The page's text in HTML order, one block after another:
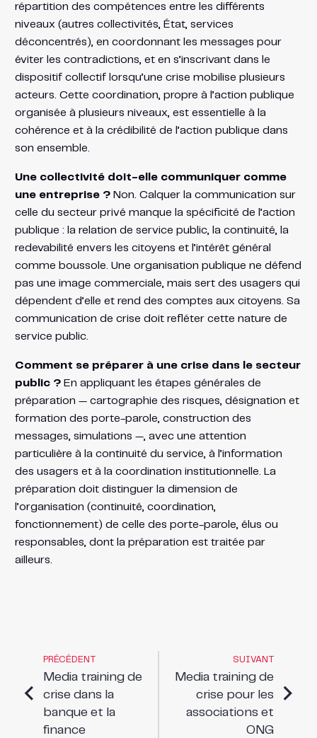
répartition des compétences entre les différents
niveaux (autres collectivités, État, services
déconcentrés), en coordonnant les messages pour
éviter les contradictions, et en s’inscrivant dans le
dispositif collectif lorsqu’une crise mobilise plusieurs
acteurs. Cette coordination, propre à l’action publique
organisée à plusieurs niveaux, est essentielle à la
cohérence et à la crédibilité de l’action publique dans
son ensemble.
Une collectivité doit-elle communiquer comme
une entreprise ?Non. Calquer la communication sur
celle du secteur privé manque la spécificité de l’action
publique : la relation de service public, la continuité, la
redevabilité envers les citoyens et l’intérêt général
comme boussole. Une organisation publique ne défend
pas une image commerciale, mais sert des usagers qui
dépendent d’elle et rend des comptes aux citoyens. Sa
communication de crise doit refléter cette nature de
service public.
Comment se préparer à une crise dans le secteur
public ?En appliquant les étapes générales de
préparation — cartographie des risques, désignation et
formation des porte-parole, construction des
messages, simulations —, avec une attention
particulière à la continuité du service, à l’information
des usagers et à la coordination institutionnelle. La
préparation doit distinguer la dimension de
l’organisation (continuité, coordination,
fonctionnement) de celle des porte-parole, élus ou
responsables, dont la préparation est traitée par
ailleurs.
PRÉCÉDENT
Media training de
crise dans la
banque et la
finance
SUIVANT
Media training de
crise pour les
associations et
ONG